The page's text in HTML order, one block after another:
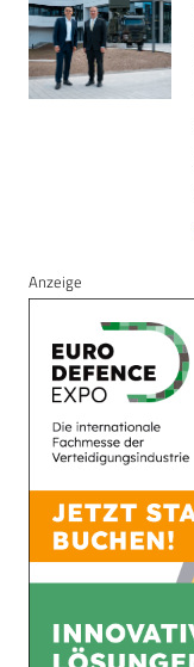
Anzeige